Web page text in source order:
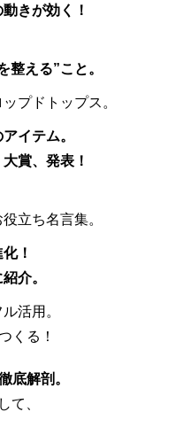
きが効く！
整える”こと。
プドトップス。
イテム。
賞、発表！
立ち名言集。
！
介。
活用。
くる！
底解剖。
て、